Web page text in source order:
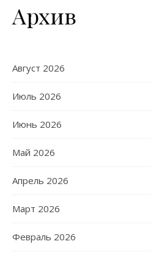
Архив
Август 2026
Июль 2026
Июнь 2026
Май 2026
Апрель 2026
Март 2026
Февраль 2026